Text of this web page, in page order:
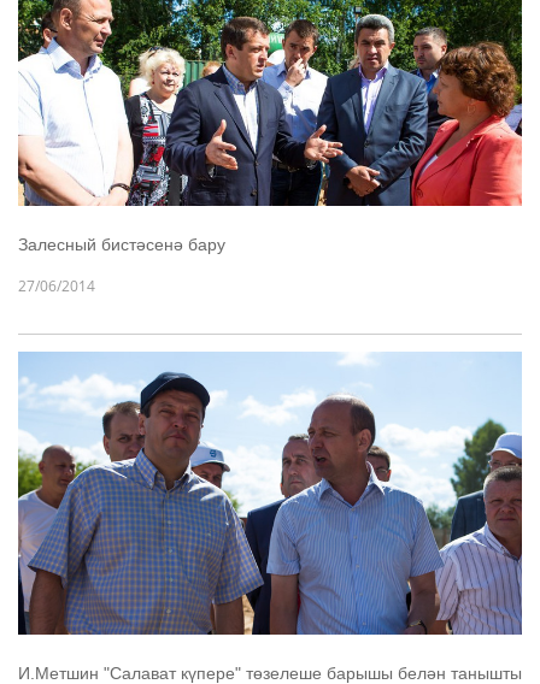
Залесный бистәсенә бару
27/06/2014
И.Метшин "Салават күпере" төзелеше барышы белән танышты